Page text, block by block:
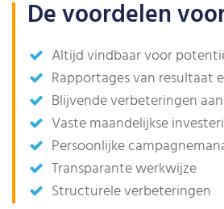
De voordelen
Altijd vindbaar voor
Rapportages van resultaat
Blijvende verbeteringen
Vaste maandelijkse
Persoonlijke
Transparante werkwijze
Structurele verbeteringen